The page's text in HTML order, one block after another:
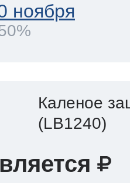
ноября
Каленое
(LB1240)